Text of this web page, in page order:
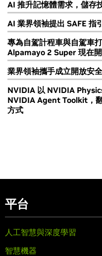
AI 推升記憶體需求，儲存
AI 業界領袖提出 SAFE 指
專為自駕計程車與自駕車
Alpamayo 2 Super 現在
業界領袖攜手成立開放安
NVIDIA 以 NVIDIA
NVIDIA Agent Toolkit，
方式
平台
人工智慧與深度學習
智慧機器